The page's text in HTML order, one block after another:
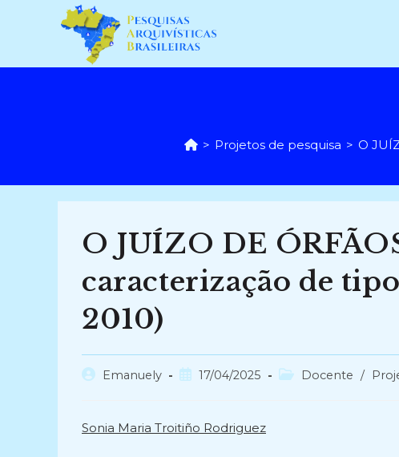
conteúdo
> Projetos de pesquisa > O
O JUÍZO DE
caracterização de
2010)
AutorEmanuely
Post17/04/2025
Categoria
Docente /
Sonia Maria Troitiño Rodriguez